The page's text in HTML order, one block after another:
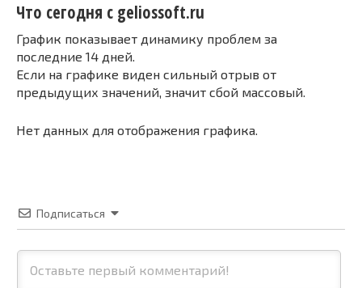
Что сегодня с geliossoft.ru
График показывает динамику проблем за
последние 14 дней.
Если на графике виден сильный отрыв от
предыдущих значений, значит сбой массовый.
Нет данных для отображения графика.
Подписаться